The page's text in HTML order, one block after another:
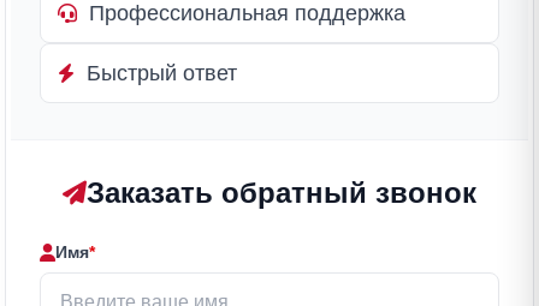
Профессиональная поддержка
Быстрый ответ
Заказать обратный звонок
Имя*